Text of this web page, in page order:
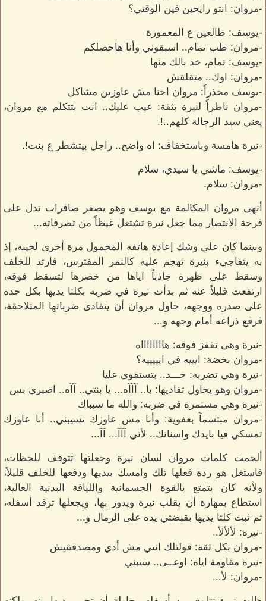
-مروان: انتو رايحين فين الوقتي؟
-يوسف: طالعين ع المعمورة
-مروان: طب تمام.. اسبقوني وأنا هاحصلكم
-يوسف: تمام، خد بالك منها
-مروان: اوك.. متقلقش
-يوسف محذراً: مروان احنا مش عاوزين مشاكل
-مروان ناظراً لنيرة بثقة: عيب عليك.. انت بتتكلم مع مروان،
يعني سيد الرجالة كلهم..!.
-نيرة هامسة وباستخفاف: اه واضح.. راجل بيتشطر ع بنت!.
-يوسف: ماشي يا سيدي، سلام
-مروان: سلام.
أنهى مروان المكالمة مع يوسف وهو يصفر صافرات تدل على
فرحة الانتصار مما جعل نيرة تشتعل غيظاً من تصرفاته...
وبينما كان على وشك إعادة هاتفه المحمول مرة أخرى لجيبه، إذ
به يتفاجيء بنيرة تهجم عليه كالنمر المفترس، فارتد للخلف
وسقط على ظهره جاذباً اياها من خصرها لتسقط فوقه،
ارتفعت قليلاً عنه ثم بدأت نيرة في ضربه بكلتا يديها بكل حدة
على صدره ووجهه، حاول مروان أن يتفادى ضرباتها المتلاحقة،
فرفع ذراعه أمام وجهه و...
-نيرة وهي تقفز فوقه: هااااااااه
-مروان بخضة: ايييه في ايييييه؟
-نيرة وهي تضربه: خـــد.. بتستقوى عليا
-مروان وهو يحاول تفاديها: يا.. آآآه... يا بنتي.. آآه.. اصبري بس
-نيرة وهي مستمرة في ضربه: والله ما سيباك
-مروان مبتسماً بعفوية: وأنا مش عاوزك تسيبني.. أنا عاوزك
تمسكي فيا بايدك واسنانك.. لأني آآآ... آآ...
ألجمت كلمات مروان لسان نيرة وجعلتها تتوقف للحظات،
فاستغل هو ردة فعلها تلك وامسك بيديها ودفعها للخلف قليلاً،
ولأنه كان يتمتع بالقوة الجسمانية واللياقة البدنية العالية،
استطاع بمهارة أن يقلب نيرة ويدور بها، ويجعلها ترقد أسفله،
ثم ثبت كلتا يديها بقبضتي يده على الرمال و...
-نيرة: لألألأ..
-مروان بكل ثقة: قولتلك انتي مش أدي ومصدقتنيش
-نيرة مقاومة اياه: اوعــى.. سيبني
-مروان: لأ...